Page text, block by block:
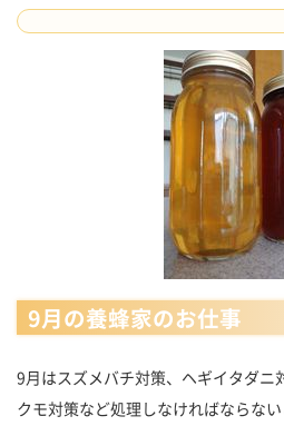
9月の養蜂家のお仕事
9月はスズメバチ対策、ヘギイタダニ
クモ対策など処理しなければならない